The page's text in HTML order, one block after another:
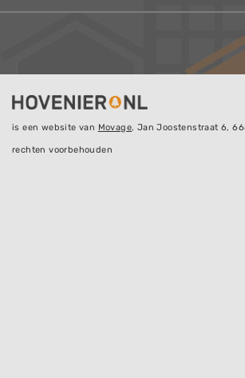
is een website van Movage, Jan Joostenstraat 6,
rechten voorbehouden